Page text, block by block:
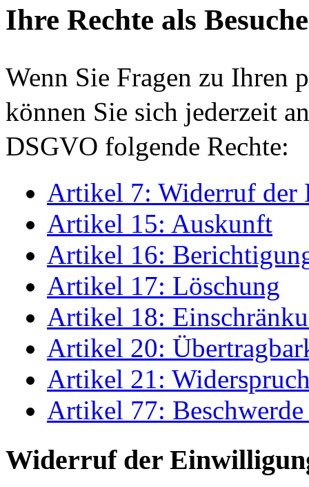
Ihre Rechte als
Wenn Sie Fragen zu Ihren
können Sie sich jederzeit
DSGVO folgende Rechte:
Artikel 7: Widerruf
Artikel 15: Auskunft
Artikel 16:
Artikel 17: Löschung
Artikel 18:
Artikel 20:
Artikel 21:
Artikel 77:
Widerruf der